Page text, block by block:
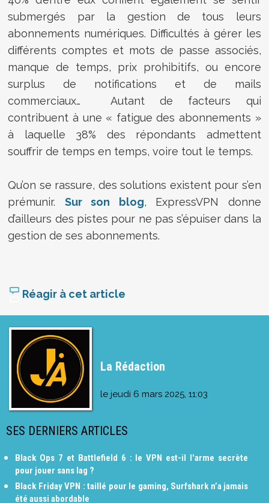
submergés par la gestion de tous leurs
abonnements numériques. Difficultés à gérer les
différents comptes et mots de passe associés,
manque de temps, prix prohibitifs, ou encore
surplus de notifications et de mails
commerciaux… Autant de facteurs qui
contribuent à une « fatigue des abonnements »
à laquelle 38% des répondants admettent
souffrir de temps en temps, voire tout le temps.
Qu’on se rassure, des solutions existent pour s’en
prémunir. Sur son blog, ExpressVPN donne
d’ailleurs des pistes pour ne pas s’épuiser dans la
gestion de ses abonnements.
Réagir à cet article
La Rédaction
le jeudi 6 mars 2025, 11:03
SES DERNIERS ARTICLES
Black Ops 7 et Battlefield 6 : le VPN est-il l'arme secrète
pour jouer sans lag ?
Black Friday VPN : taillé pour le gaming, Surfshark n’a jamais
été aussi abordable